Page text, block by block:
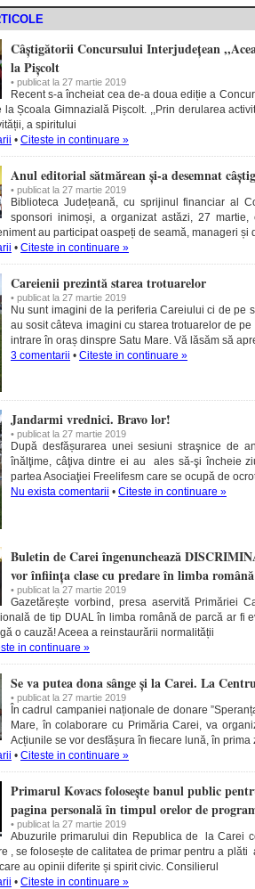
Câștigătorii Concursului Interjudețean
la Pișcolt
• publicat la 27 martie 2019
Recent s-a încheiat cea de-a doua ediție a
la Școala Gimnazială Pișcolt. ,,Prin derularea
a spiritului
• Citeste in continuare »
Anul editorial sătmărean și-a desemnat
• publicat la 27 martie 2019
Biblioteca Județeană, cu sprijinul financiar al
sponsori inimoși, a organizat astăzi, 27
au participat oaspeți de seamă, manageri și
• Citeste in continuare »
Careienii prezintă starea trotuarelor
• publicat la 27 martie 2019
Nu sunt imagini de la periferia Careiului ci de pe
au sosit câteva imagini cu starea trotuarelor de
intrare în oraș dinspre Satu Mare. Vă lăsăm să
3 comentarii • Citeste in continuare »
Jandarmi vrednici. Bravo lor!
• publicat la 27 martie 2019
După desfășurarea unei sesiuni straşnice de
înălţime, câţiva dintre ei au ales să-şi încheie
partea Asociaţiei Freelifesm care se ocupă de
Nu exista comentarii • Citeste in continuare »
Buletin de Carei îngenunchează
vor înființa clase cu predare în limba română
• publicat la 27 martie 2019
Gazetărește vorbind, presa aservită Primăriei
de tip DUAL în limba română de parcă ar fi
o cauză! Aceea a reinstaurării normalității
in continuare »
Se va putea dona sânge și la Carei. La
• publicat la 27 martie 2019
În cadrul campaniei naționale de donare
Mare, în colaborare cu Primăria Carei, va
Acțiunile se vor desfășura în fiecare lună, în prima
• Citeste in continuare »
Primarul Kovacs folosește banul public
pagina personală în timpul orelor de
• publicat la 27 martie 2019
Abuzurile primarului din Republica de la Carei
, se folosește de calitatea de primar pentru a
au opinii diferite și spirit civic. Consilierul
• Citeste in continuare »